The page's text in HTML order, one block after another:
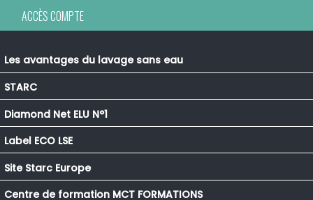
ACCÈS COMPTE
Les avantages du lavage sans eau
STARC
Diamond Net ELU N°1
Label ECO LSE
Site Starc Europe
Centre de formation MCT FORMATIONS